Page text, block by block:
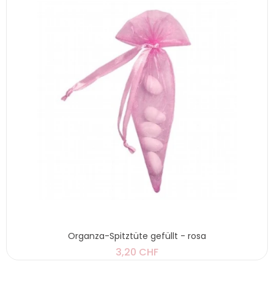
Organza-Spitztüte gefüllt - rosa
3,20 CHF